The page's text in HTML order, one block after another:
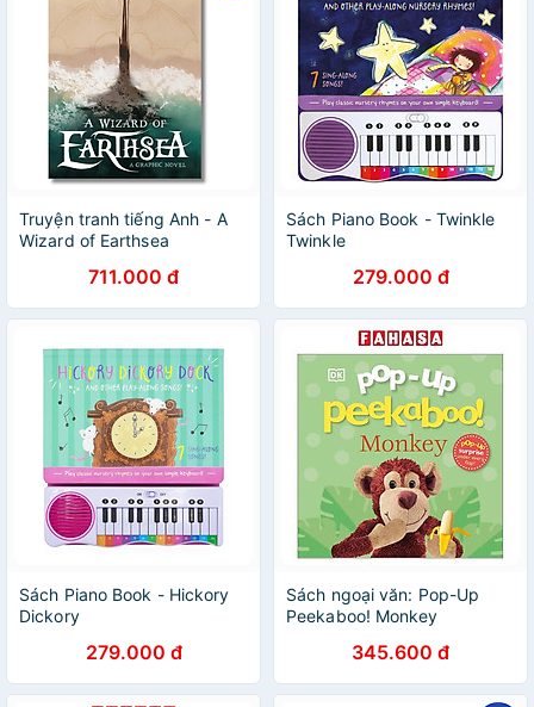
Truyện tranh tiếng Anh - A
Wizard of Earthsea
711.000 đ
Sách Piano Book - Twinkle
Twinkle
279.000 đ
Sách Piano Book - Hickory
Dickory
279.000 đ
Sách ngoại văn: Pop-Up
Peekaboo! Monkey
345.600 đ